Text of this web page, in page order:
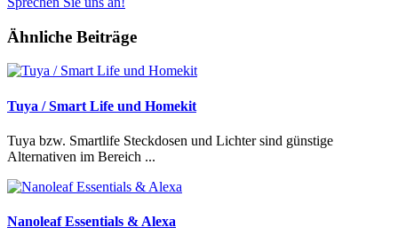
Ähnliche Beiträge
Tuya / Smart Life und Homekit
Tuya bzw. Smartlife Steckdosen und Lichter sind günstige
Alternativen im Bereich ...
Nanoleaf Essentials & Alexa